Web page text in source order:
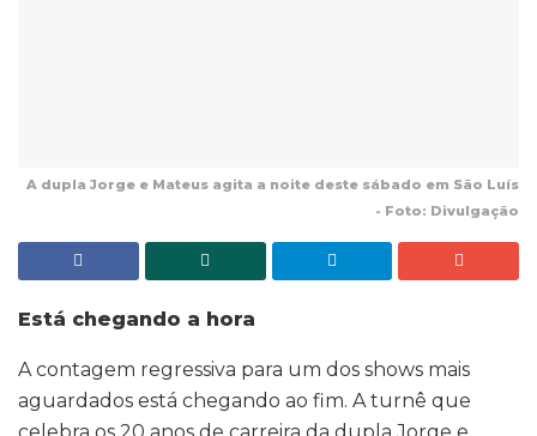
A dupla Jorge e Mateus agita a noite deste sábado em São Luís
- Foto: Divulgação
Está chegando a hora
A contagem regressiva para um dos shows mais
aguardados está chegando ao fim. A turnê que